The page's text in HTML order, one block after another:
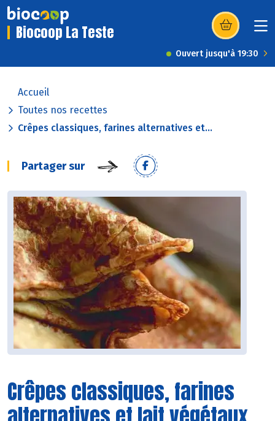
Biocoop La Teste (s’ouvre dans
Ouvert jusqu'à 19:30
Accueil
Toutes nos recettes
Crêpes classiques, farines alternatives et...
Partager sur
Crêpes classiques, farines